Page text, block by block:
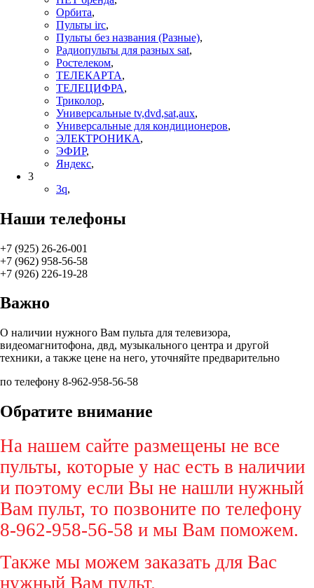
Орбита,
Пульты irc,
Пульты без названия (Разные),
Радиопульты для разных sat,
Ростелеком,
ТЕЛЕКАРТА,
ТЕЛЕЦИФРА,
Триколор,
Универсальные tv,dvd,sat,aux,
Универсальные для кондиционеров,
ЭЛЕКТРОНИКА,
ЭФИР,
Яндекс,
3
3q,
Наши телефоны
+7 (925) 26-26-001
+7 (962) 958-56-58
+7 (926) 226-19-28
Важно
О наличии нужного Вам пульта для телевизора,
видеомагнитофона, двд, музыкального центра и другой
техники, а также цене на него, уточняйте предварительно
по телефону 8-962-958-56-58
Обратите внимание
На нашем сайте размещены не все
пульты, которые у нас есть в наличии
и поэтому если Вы не нашли нужный
Вам пульт, то позвоните по телефону
8-962-958-56-58 и мы Вам поможем.
Также мы можем заказать для Вас
нужный Вам пульт.